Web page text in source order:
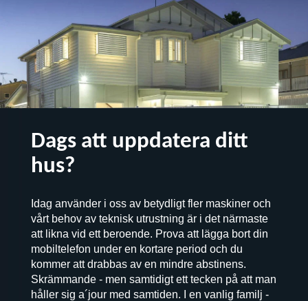
Dags att uppdatera ditt
hus?
Idag använder i oss av betydligt fler maskiner och
vårt behov av teknisk utrustning är i det närmaste
att likna vid ett beroende. Prova att lägga bort din
mobiltelefon under en kortare period och du
kommer att drabbas av en mindre abstinens.
Skrämmande - men samtidigt ett tecken på att man
håller sig a´jour med samtiden. I en vanlig familj -